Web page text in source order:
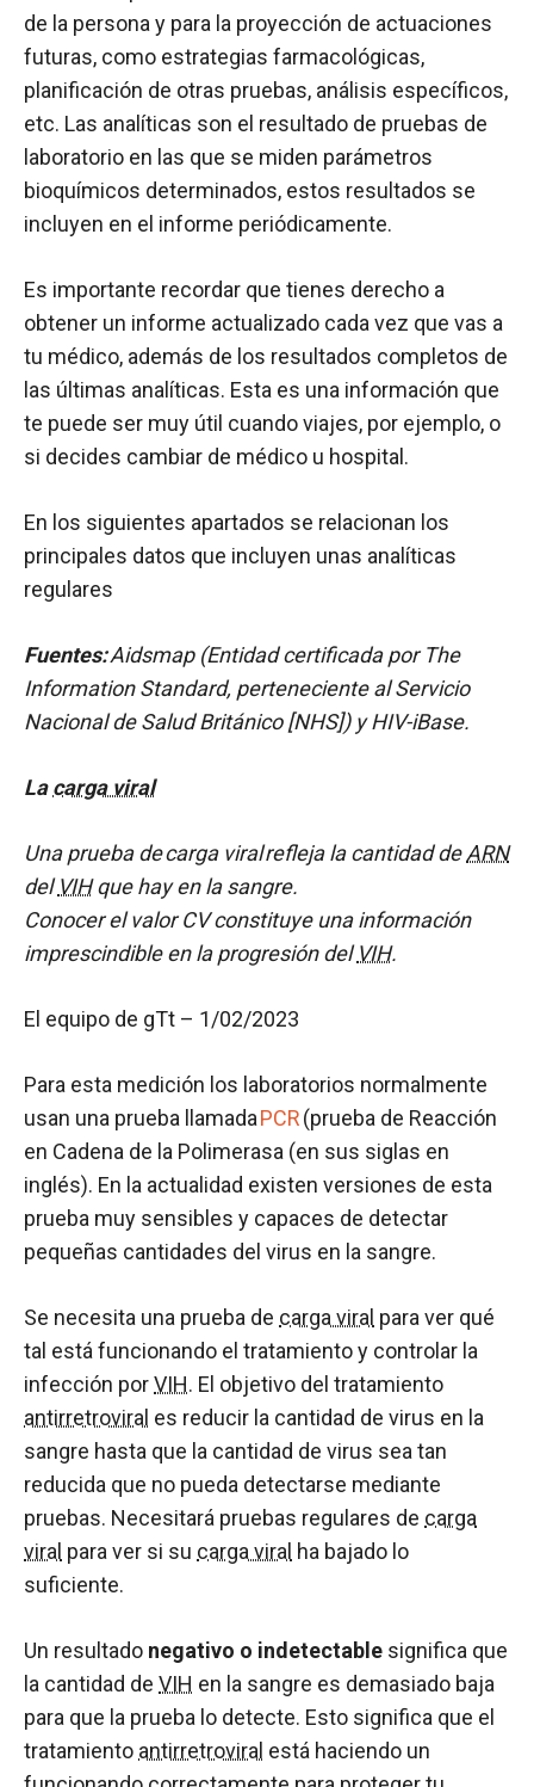
de la persona y para la proyección de actuaciones
futuras, como estrategias farmacológicas,
planificación de otras pruebas, análisis específicos,
etc. Las analíticas son el resultado de pruebas de
laboratorio en las que se miden parámetros
bioquímicos determinados, estos resultados se
incluyen en el informe periódicamente.
Es importante recordar que tienes derecho a
obtener un informe actualizado cada vez que vas a
tu médico, además de los resultados completos de
las últimas analíticas. Esta es una información que
te puede ser muy útil cuando viajes, por ejemplo, o
si decides cambiar de médico u hospital.
En los siguientes apartados se relacionan los
principales datos que incluyen unas analíticas
regulares
Fuentes:Aidsmap (Entidad certificada por The
Information Standard, perteneciente al Servicio
Nacional de Salud Británico [NHS]) y HIV-iBase.
Lacarga viral
Una prueba de carga viral refleja la cantidad deARN
delVIHque hay en la sangre.
Conocer el valor CV constituye una información
imprescindible en la progresión delVIH.
El equipo de gTt – 1/02/2023
Para esta medición los laboratorios normalmente
usan una prueba llamadaPCR(prueba de Reacción
en Cadena de la Polimerasa (en sus siglas en
inglés). En la actualidad existen versiones de esta
prueba muy sensibles y capaces de detectar
pequeñas cantidades del virus en la sangre.
Se necesita una prueba de carga viral para ver qué
tal está funcionando el tratamiento y controlar la
infección porVIH. El objetivo del tratamiento
antirretroviral es reducir la cantidad de virus en la
sangre hasta que la cantidad de virus sea tan
reducida que no pueda detectarse mediante
pruebas. Necesitará pruebas regulares de carga
viral para ver si su carga viral ha bajado lo
suficiente.
Un resultado negativo o indetectable significa que
la cantidad de VIH en la sangre es demasiado baja
para que la prueba lo detecte. Esto significa que el
tratamiento antirretroviral está haciendo un